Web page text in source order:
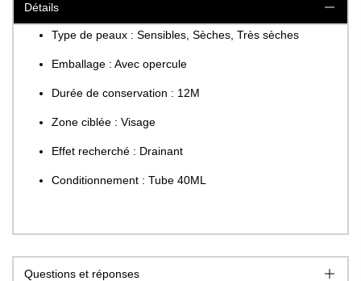
Détails
Type de peaux : Sensibles, Sèches, Très sèches
Emballage : Avec opercule
Durée de conservation : 12M
Zone ciblée : Visage
Effet recherché : Drainant
Conditionnement : Tube 40ML
Questions et réponses